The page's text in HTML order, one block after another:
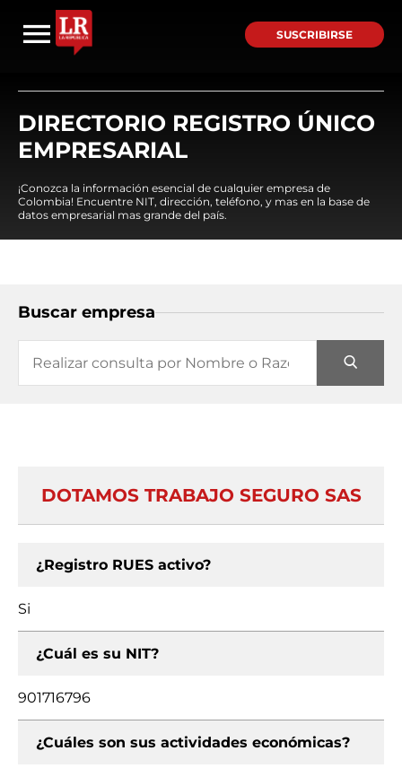
SUSCRIBIRSE
DIRECTORIO REGISTRO ÚNICO
EMPRESARIAL
¡Conozca la información esencial de cualquier empresa de
Colombia! Encuentre NIT, dirección, teléfono, y mas en la base de
datos empresarial mas grande del país.
Buscar empresa
DOTAMOS TRABAJO SEGURO SAS
¿Registro RUES activo?
Si
¿Cuál es su NIT?
901716796
¿Cuáles son sus actividades económicas?